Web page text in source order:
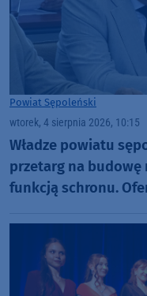
Powiat Sępoleński
wtorek, 4 sierpnia 2026, 10:15
Władze powiatu
przetarg na budowę
funkcją schronu.